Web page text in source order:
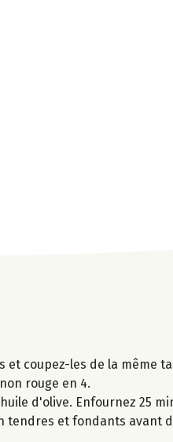
et coupez-les de la même
rouge en 4.
d'olive. Enfournez 25
tendres et fondants avant